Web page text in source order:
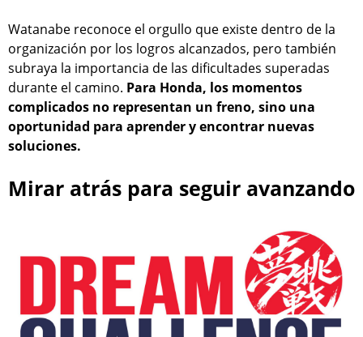
Watanabe reconoce el orgullo que existe dentro de la
organización por los logros alcanzados, pero también
subraya la importancia de las dificultades superadas
durante el camino. Para Honda, los momentos
complicados no representan un freno, sino una
oportunidad para aprender y encontrar nuevas
soluciones.
Mirar atrás para seguir avanzando